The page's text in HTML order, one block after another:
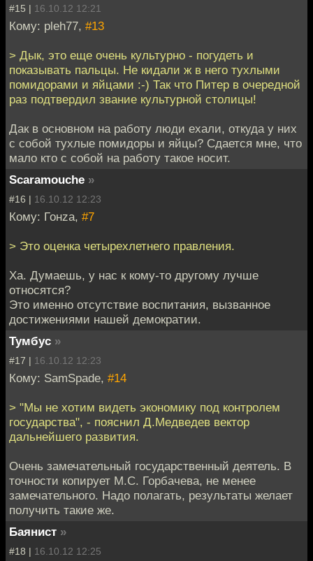
#15 | 16.10.12 12:21
Кому: pleh77, #13
> Дык, это еще очень культурно - погудеть и
показывать пальцы. Не кидали ж в него тухлыми
помидорами и яйцами :-) Так что Питер в очередной
раз подтвердил звание культурной столицы!
Дак в основном на работу люди ехали, откуда у них
с собой тухлые помидоры и яйцы? Сдается мне, что
мало кто с собой на работу такое носит.
Scaramouche »
#16 | 16.10.12 12:23
Кому: Гонzа, #7
> Это оценка четырехлетнего правления.
Ха. Думаешь, у нас к кому-то другому лучше
относятся?
Это именно отсутствие воспитания, вызванное
достижениями нашей демократии.
Тумбус »
#17 | 16.10.12 12:23
Кому: SamSpade, #14
> "Мы не хотим видеть экономику под контролем
государства", - пояснил Д.Медведев вектор
дальнейшего развития.
Очень замечательный государственный деятель. В
точности копирует М.С. Горбачева, не менее
замечательного. Надо полагать, результаты желает
получить такие же.
Баянист »
#18 | 16.10.12 12:25